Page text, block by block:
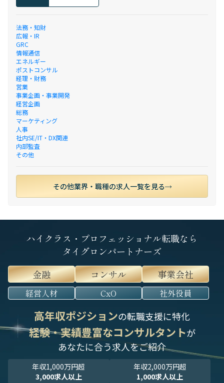
法務・知財
広報・IR
GRC
情報通信
エネルギー
ポストコンサル
経理・財務
営業
事業企画・事業開発
経営企画
総務
マーケティング
人事
社内SE/IT・DX関連
内部監査
その他
その他業界・職種の求人一覧を見る
ハイクラス・プロフェッショナル転職なら
タイグロンパートナーズ
金融
コンサル 事業会社
経営人材 CxO 社外役員
高年収ポジションの転職支援に特化
経験・実績豊富なコンサルタントが
あなたに合う求人をご紹介
年収1,000万円超
3,000求人以上
年収2,000万円超
1,000求人以上